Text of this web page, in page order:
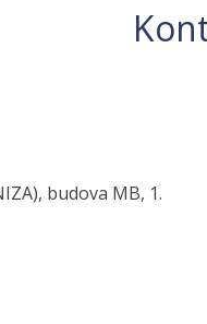
budova MB, 1.